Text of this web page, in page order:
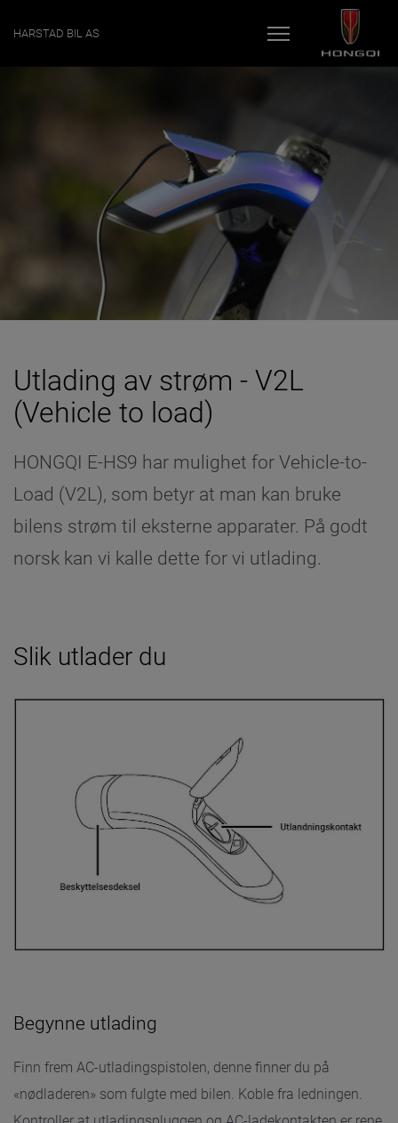
HARSTAD BIL AS
Utlading av strøm - V2L
(Vehicle to load)
HONGQI E-HS9 har mulighet for Vehicle-to-
Load (V2L), som betyr at man kan bruke
bilens strøm til eksterne apparater. På godt
norsk kan vi kalle dette for vi utlading.
Slik utlader du
Begynne utlading
Finn frem AC-utladingspistolen, denne finner du på
«nødladeren» som fulgte med bilen. Koble fra ledningen.